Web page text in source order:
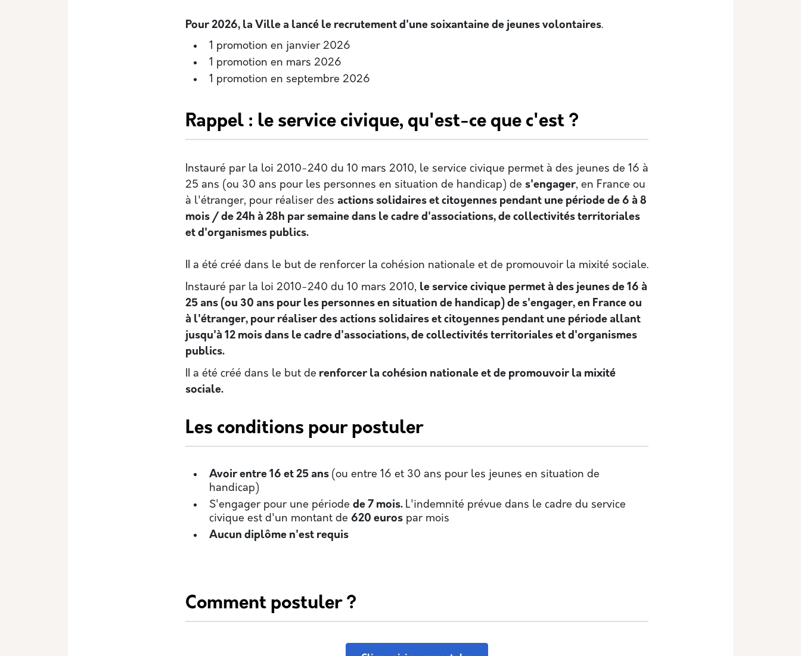
Pour 2026, la Ville a lancé le recrutement d'une soixantaine de jeunes volontaires.
1 promotion en janvier 2026
1 promotion en mars 2026
1 promotion en septembre 2026
Rappel : le service civique, qu'est-ce que c'est ?
Instauré par la loi 2010-240 du 10 mars 2010, le service civique permet à des jeunes de 16 à
25 ans (ou 30 ans pour les personnes en situation de handicap) des'engager, en France ou
à l'étranger, pour réaliser desactions solidaires et citoyennes pendant une période de 6 à 8
mois / de 24h à 28h par semaine dans le cadre d'associations, de collectivités territoriales
et d'organismes publics.
II a été créé dans le but de renforcer la cohésion nationale et de promouvoir la mixité sociale.
Instauré par la loi 2010-240 du 10 mars 2010, le service civique permet à des jeunes de 16 à
25 ans (ou 30 ans pour les personnes en situation de handicap) de s'engager, en France ou
à l'étranger, pour réaliser des actions solidaires et citoyennes pendant une période allant
jusqu'à 12 mois dans le cadre d'associations, de collectivités territoriales et d'organismes
publics.
II a été créé dans le but de renforcer la cohésion nationale et de promouvoir la mixité
sociale.
Les conditions pour postuler
Avoir entre 16 et 25 ans (ou entre 16 et 30 ans pour les jeunes en situation de
handicap)
S'engager pour une périodede 7 mois. L'indemnité prévue dans le cadre du service
civique est d'un montant de620 euros par mois
Aucun diplôme n'est requis
Comment postuler ?